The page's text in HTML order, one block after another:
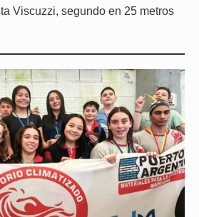
Viscuzzi, segundo en 25 metros